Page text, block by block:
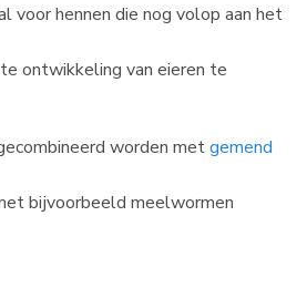
voor hennen die nog volop aan het
ontwikkeling van eieren te
worden metgemend
bijvoorbeeld meelwormen